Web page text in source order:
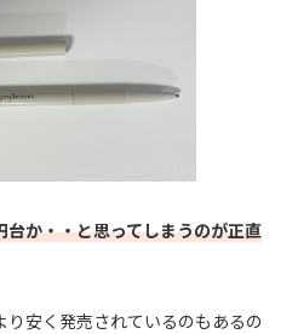
台か・・と思ってしまうのが正直
安く発売されているのもあるの